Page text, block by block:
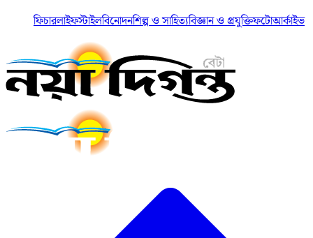
ফিচারলাইফস্টাইলবিনোদনশিল্প ও সাহিত্যবিজ্ঞান ও প্রযুক্তিফটোআর্কাইভ